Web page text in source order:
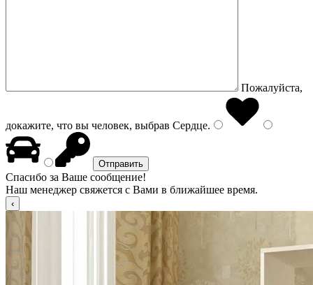
Пожалуйста,
докажите, что вы человек, выбрав Сердце.
Спасибо за Ваше сообщение!
Наш менеджер свяжется с Вами в ближайшее время.